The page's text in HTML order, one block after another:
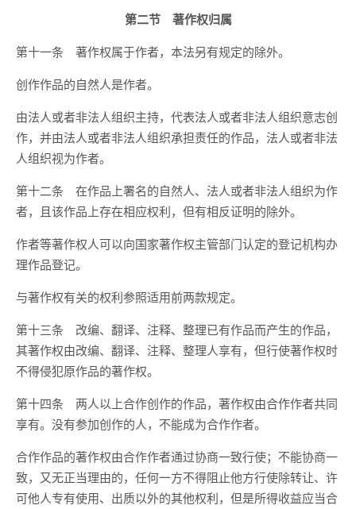
第二节 著作权归属
第十一条 著作权属于作者，本法另有规定的除外。
创作作品的自然人是作者。
由法人或者非法人组织主持，代表法人或者非法人组织意志创
作，并由法人或者非法人组织承担责任的作品，法人或者非法
人组织视为作者。
第十二条 在作品上署名的自然人、法人或者非法人组织为作
者，且该作品上存在相应权利，但有相反证明的除外。
作者等著作权人可以向国家著作权主管部门认定的登记机构办
理作品登记。
与著作权有关的权利参照适用前两款规定。
第十三条 改编、翻译、注释、整理已有作品而产生的作品，
其著作权由改编、翻译、注释、整理人享有，但行使著作权时
不得侵犯原作品的著作权。
第十四条 两人以上合作创作的作品，著作权由合作作者共同
享有。没有参加创作的人，不能成为合作作者。
合作作品的著作权由合作作者通过协商一致行使；不能协商一
致，又无正当理由的，任何一方不得阻止他方行使除转让、许
可他人专有使用、出质以外的其他权利，但是所得收益应当合